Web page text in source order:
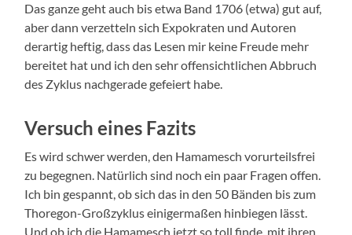
Das ganze geht auch bis etwa Band 1706 (etwa) gut auf,
aber dann verzetteln sich Expokraten und Autoren
derartig heftig, dass das Lesen mir keine Freude mehr
bereitet hat und ich den sehr offensichtlichen Abbruch
des Zyklus nachgerade gefeiert habe.
Versuch eines Fazits
Es wird schwer werden, den Hamamesch vorurteilsfrei
zu begegnen. Natürlich sind noch ein paar Fragen offen.
Ich bin gespannt, ob sich das in den 50 Bänden bis zum
Thoregon-Großzyklus einigermaßen hinbiegen lässt.
Und ob ich die Hamamesch jetzt so toll finde, mit ihren